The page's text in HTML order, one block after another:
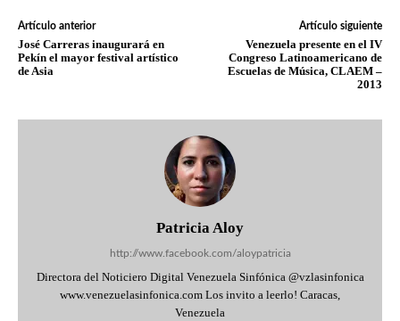
Artículo anterior
José Carreras inaugurará en
Pekín el mayor festival artístico
de Asia
Artículo siguiente
Venezuela presente en el IV
Congreso Latinoamericano de
Escuelas de Música, CLAEM –
2013
Patricia Aloy
http://www.facebook.com/aloypatricia
Directora del Noticiero Digital Venezuela Sinfónica @vzlasinfonica
www.venezuelasinfonica.com Los invito a leerlo! Caracas,
Venezuela